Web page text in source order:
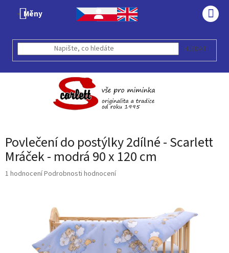
Měny
HLEDAT
Povlečení do postýlky 2dílné - Scarlett
Mráček - modrá 90 x 120 cm
Průměrné
hvězdiček.
1 hodnoceníPodrobnosti hodnocení